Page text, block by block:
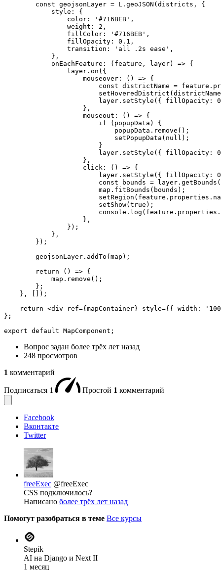
        const geojsonLayer = L.geoJSON(districts, {
            style: {
                color: '#716BEB',
                weight: 2,
                fillColor: '#716BEB',
                fillOpacity: 0.1,
                transition: 'all .2s ease',
            },
            onEachFeature: (feature, layer) => {
                layer.on({
                    mouseover: () => {
const districtName =
layer.setStyle({ fillOpacity:
                    },
                    mouseout: () => {
                        if (popupData) {
                            popupData.remove();
                            setPopupData(null);
                        }
layer.setStyle({ fillOpacity:
                    },
                    click: () => {
layer.setStyle({ fillOpacity:
const bounds =
                        map.fitBounds(bounds);
                        setShow(true);
                    },
                });
            },
        });
        geojsonLayer.addTo(map);
        return () => {
            map.remove();
        };
    }, []);
return <div ref={mapContainer} style={{ width:
};
export default MapComponent;
Вопрос задан более трёх лет назад
248 просмотров
1 комментарий
Подписаться 1 Простой 1 комментарий
Facebook
Вконтакте
Twitter
freeExec @freeExec
CSS подключилось?
Написано более трёх лет назад
Помогут разобраться в теме Все курсы
Stepik
AI на Django и Next II
1 месяц